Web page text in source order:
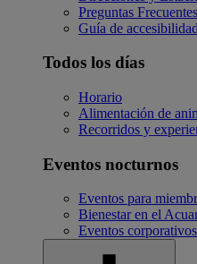
Preguntas
Guía de
Todos los días
Horario
Alimentación de
Recorridos y
Eventos nocturnos
Eventos para
Bienestar en el
Eventos corporativos